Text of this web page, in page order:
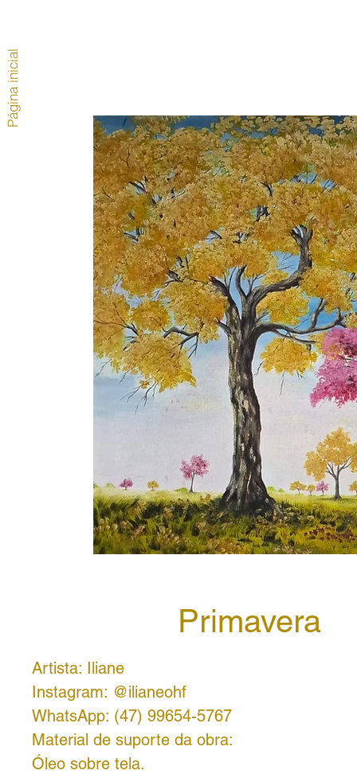
Primavera
Artista: Iliane
Instagram: @ilianeohf
WhatsApp: (47) 99654-5767
Material de suporte da obra:
Óleo sobre tela.
Página inicial